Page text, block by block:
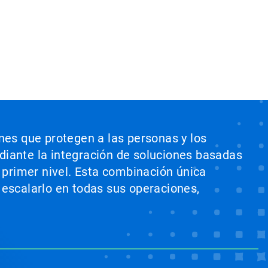
que protegen a las personas y los
la integración de soluciones basadas
nivel. Esta combinación única
en todas sus operaciones,